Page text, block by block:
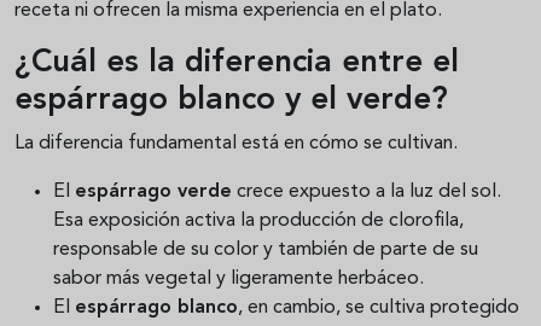
receta ni ofrecen la misma experiencia en el plato.
¿Cuál es la diferencia entre el
espárrago blanco y el verde?
La diferencia fundamental está en cómo se cultivan.
El espárrago verde crece expuesto a la luz del sol.
Esa exposición activa la producción de clorofila,
responsable de su color y también de parte de su
sabor más vegetal y ligeramente herbáceo.
El espárrago blanco, en cambio, se cultiva protegido